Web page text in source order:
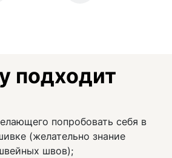
подходит
попробовать себя в
(желательно знание
швов);